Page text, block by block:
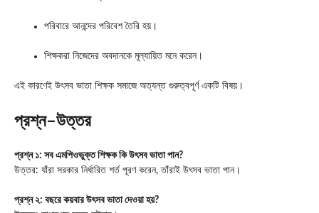
পরিবারে আনন্দের পরিবেশ তৈরি হয়।
শিক্ষকরা নিজেদের অবদানকে মূল্যায়িত মনে করেন।
এই কারণেই উৎসব ভাতা শিক্ষক সমাজে অত্যন্ত গুরুত্বপূর্ণ একটি বিষয়।
প্রশ্ন–উত্তর
প্রশ্ন ১: সব এমপিওভুক্ত শিক্ষক কি উৎসব ভাতা পান?
উত্তর: যাঁরা সরকার নির্ধারিত শর্ত পূরণ করেন, তাঁরাই উৎসব ভাতা পান।
প্রশ্ন ২: বছরে কয়বার উৎসব ভাতা দেওয়া হয়?